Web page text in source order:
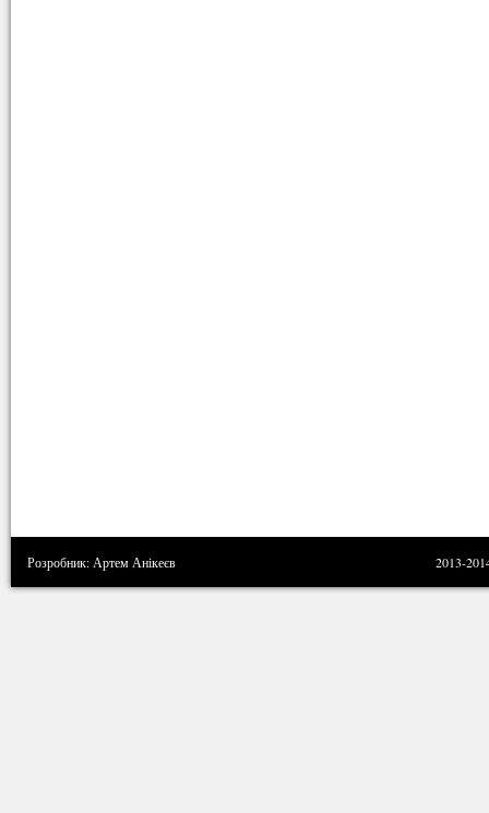
Розробник: Артем Анікеєв 2013-